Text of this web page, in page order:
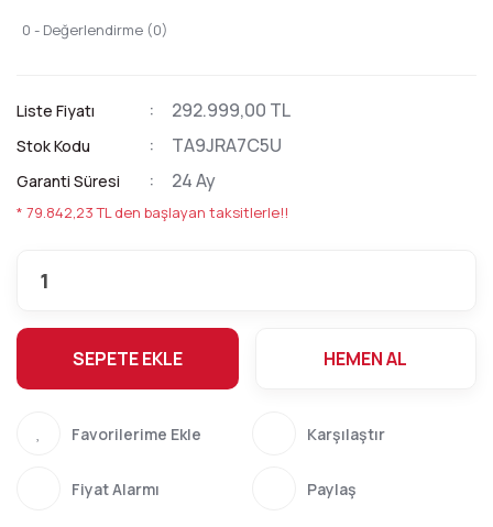
0 - Değerlendirme (0)
Liste Fiyatı 292.999,00 TL
Stok Kodu TA9JRA7C5U
Garanti Süresi 24 Ay
* 79.842,23 TL den başlayan taksitlerle!!
SEPETE EKLE HEMEN AL
Karşılaştır
Fiyat Alarmı Paylaş